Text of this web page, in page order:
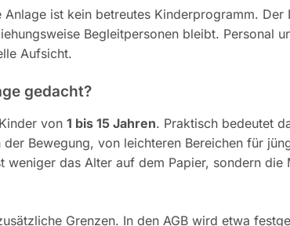
ist kein betreutes Kinderprogramm. Der
Begleitpersonen bleibt. Personal
Aufsicht.
gedacht?
von 1 bis 15 Jahren. Praktisch bedeutet
Bewegung, von leichteren Bereichen für
weniger das Alter auf dem Papier, sondern
Grenzen. In den AGB wird etwa